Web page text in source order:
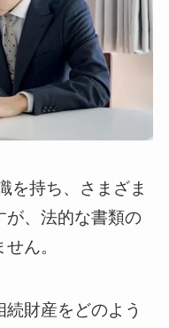
を持ち、さまざま
が、法的な書類の
ん。
財産をどのよう